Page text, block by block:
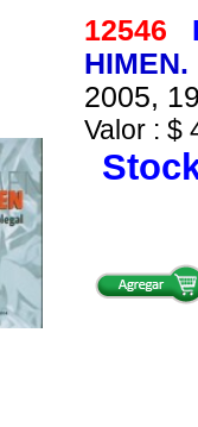
12546
HIMEN.
2005,
Valor : $